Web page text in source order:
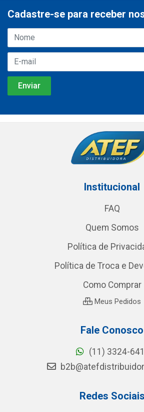
Cadastre-se para receber
Institucional
FAQ
Quem Somos
Política de
Política de Troca e
Como Comprar
Meus Pedidos
Fale Conosco
(11) 3324-
Redes Sociais